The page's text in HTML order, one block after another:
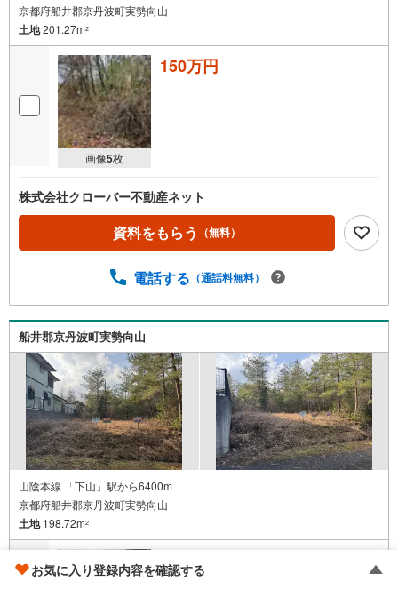
京都府船井郡京丹波町実勢向山
土地201.27m2
画像5枚
150万円
株式会社クローバー不動産ネット
資料をもらう （無料）
電話する （通話料無料）
船井郡京丹波町実勢向山
山陰本線 「下山」駅から6400m
京都府船井郡京丹波町実勢向山
土地198.72m2
150万円
お気に入り登録内容を確認する